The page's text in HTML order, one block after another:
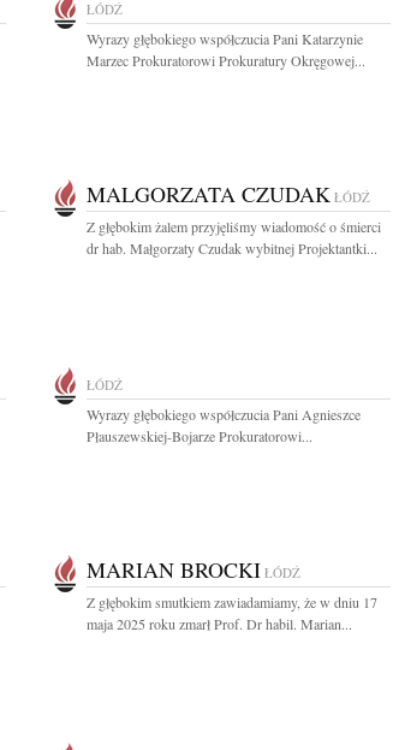
ŁÓDŹ
Wyrazy głębokiego współczucia Pani Katarzynie
Marzec Prokuratorowi Prokuratury Okręgowej...
MALGORZATA CZUDAK ŁÓDŹ
Z głębokim żalem przyjęliśmy wiadomość o śmierci
dr hab. Małgorzaty Czudak wybitnej Projektantki...
ŁÓDŹ
Wyrazy głębokiego współczucia Pani Agnieszce
Płauszewskiej-Bojarze Prokuratorowi...
MARIAN BROCKI ŁÓDŹ
Z głębokim smutkiem zawiadamiamy, że w dniu 17
maja 2025 roku zmarł Prof. Dr habil. Marian...